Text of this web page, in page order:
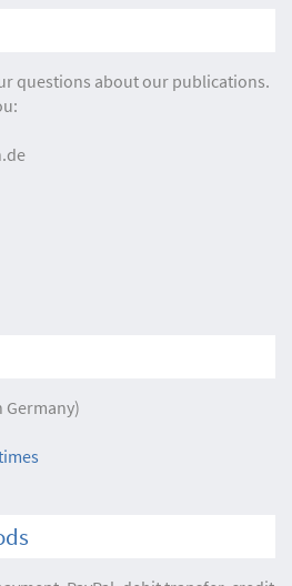
questions about our publications.
Germany)